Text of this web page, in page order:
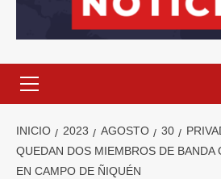
INICIO 2023 AGOSTO 30
QUEDAN DOS MIEMBROS DE BANDA
EN CAMPO DE ÑIQUÉN